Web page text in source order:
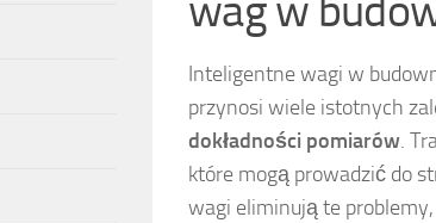
wag w
Inteligentne wagi w
przynosi wiele istotnych
dokładności pomiarów.
które mogą prowadzić do
wagi eliminują te